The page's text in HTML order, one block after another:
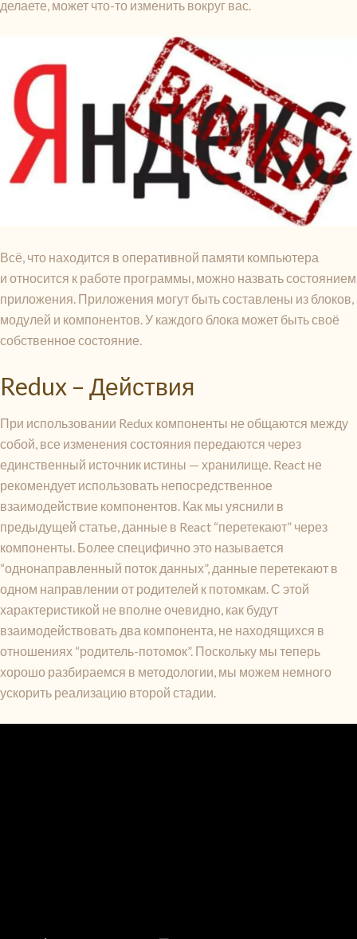
делаете, может что-то изменить вокруг вас.
Всё, что находится в оперативной памяти компьютера
и относится к работе программы, можно назвать состоянием
приложения. Приложения могут быть составлены из блоков,
модулей и компонентов. У каждого блока может быть своё
собственное состояние.
Redux – Действия
При использовании Redux компоненты не общаются между
собой, все изменения состояния передаются через
единственный источник истины — хранилище. React не
рекомендует использовать непосредственное
взаимодействие компонентов. Как мы уяснили в
предыдущей статье, данные в React “перетекают” через
компоненты. Более специфично это называется
“однонаправленный поток данных”, данные перетекают в
одном направлении от родителей к потомкам. С этой
характеристикой не вполне очевидно, как будут
взаимодействовать два компонента, не находящихся в
отношениях “родитель-потомок”. Поскольку мы теперь
хорошо разбираемся в методологии, мы можем немного
ускорить реализацию второй стадии.